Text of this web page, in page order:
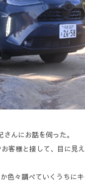
んにお話を伺った。
客様と接して、目に見
色々調べていくうちに